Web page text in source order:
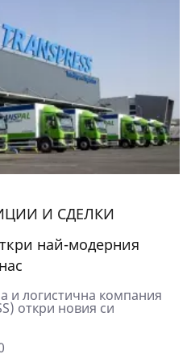
И СДЕЛКИ
най-модерния
и логистична компания
откри новия си